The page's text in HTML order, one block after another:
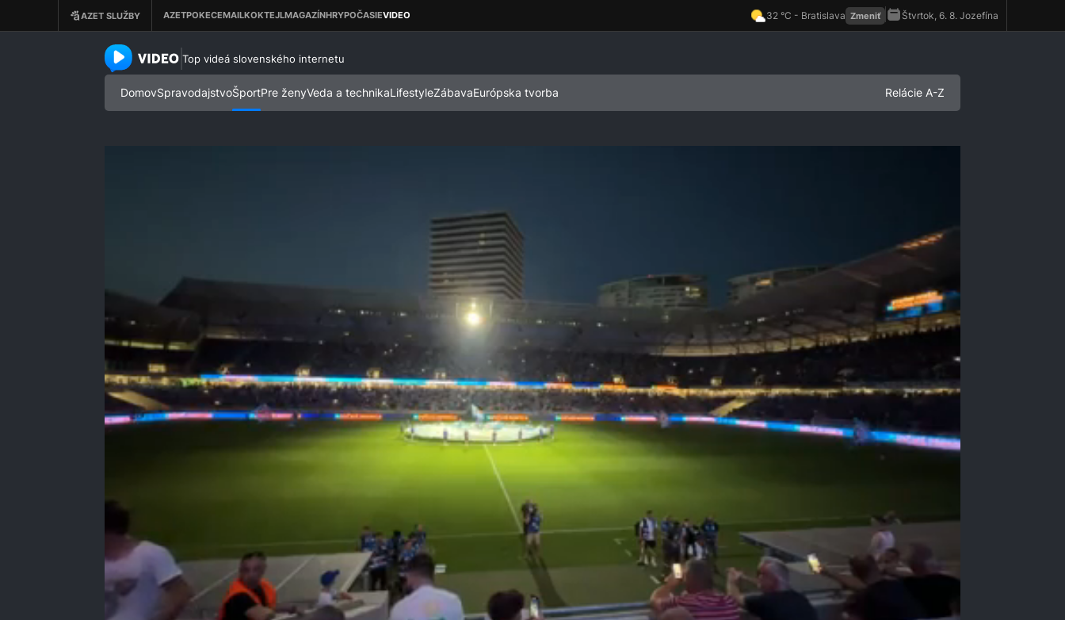
azet.video.sk
Top videá slovenského internetu
DomovSpravodajstvoŠportPre ženyVeda a technikaLifestyleZábavaEurópska tvorba Relácie A-Z